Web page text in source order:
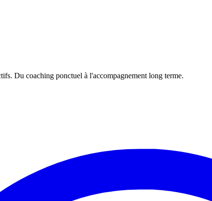
Du coaching ponctuel à l'accompagnement long terme.